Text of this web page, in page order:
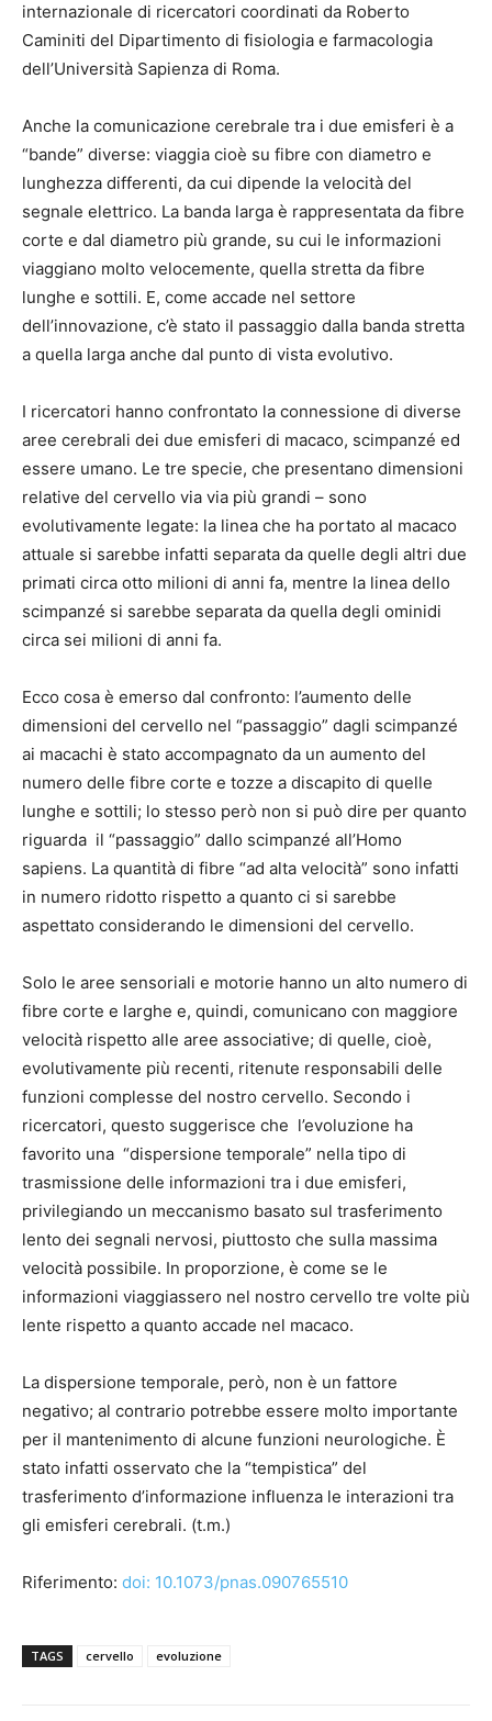
internazionale di ricercatori coordinati da Roberto
Caminiti del Dipartimento di fisiologia e farmacologia
dell’Università Sapienza di Roma.
Anche la comunicazione cerebrale tra i due emisferi è a
“bande” diverse: viaggia cioè su fibre con diametro e
lunghezza differenti, da cui dipende la velocità del
segnale elettrico. La banda larga è rappresentata da fibre
corte e dal diametro più grande, su cui le informazioni
viaggiano molto velocemente, quella stretta da fibre
lunghe e sottili. E, come accade nel settore
dell’innovazione, c’è stato il passaggio dalla banda stretta
a quella larga anche dal punto di vista evolutivo.
I ricercatori hanno confrontato la connessione di diverse
aree cerebrali dei due emisferi di macaco, scimpanzé ed
essere umano. Le tre specie, che presentano dimensioni
relative del cervello via via più grandi – sono
evolutivamente legate: la linea che ha portato al macaco
attuale si sarebbe infatti separata da quelle degli altri due
primati circa otto milioni di anni fa, mentre la linea dello
scimpanzé si sarebbe separata da quella degli ominidi
circa sei milioni di anni fa.
Ecco cosa è emerso dal confronto: l’aumento delle
dimensioni del cervello nel “passaggio” dagli scimpanzé
ai macachi è stato accompagnato da un aumento del
numero delle fibre corte e tozze a discapito di quelle
lunghe e sottili; lo stesso però non si può dire per quanto
riguarda il “passaggio” dallo scimpanzé all’Homo
sapiens. La quantità di fibre “ad alta velocità” sono infatti
in numero ridotto rispetto a quanto ci si sarebbe
aspettato considerando le dimensioni del cervello.
Solo le aree sensoriali e motorie hanno un alto numero di
fibre corte e larghe e, quindi, comunicano con maggiore
velocità rispetto alle aree associative; di quelle, cioè,
evolutivamente più recenti, ritenute responsabili delle
funzioni complesse del nostro cervello. Secondo i
ricercatori, questo suggerisce che l’evoluzione ha
favorito una “dispersione temporale” nella tipo di
trasmissione delle informazioni tra i due emisferi,
privilegiando un meccanismo basato sul trasferimento
lento dei segnali nervosi, piuttosto che sulla massima
velocità possibile. In proporzione, è come se le
informazioni viaggiassero nel nostro cervello tre volte più
lente rispetto a quanto accade nel macaco.
La dispersione temporale, però, non è un fattore
negativo; al contrario potrebbe essere molto importante
per il mantenimento di alcune funzioni neurologiche. È
stato infatti osservato che la “tempistica” del
trasferimento d’informazione influenza le interazioni tra
gli emisferi cerebrali. (t.m.)
Riferimento: doi: 10.1073/pnas.090765510
TAGS cervello evoluzione